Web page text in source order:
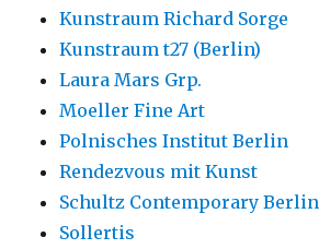
Kunstraum Richard Sorge
Kunstraum t27 (Berlin)
Laura Mars Grp.
Moeller Fine Art
Polnisches Institut Berlin
Rendezvous mit Kunst
Schultz Contemporary Berlin
Sollertis